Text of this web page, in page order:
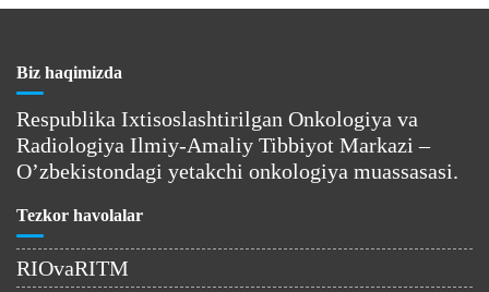
Biz haqimizda
Respublika Ixtisoslashtirilgan Onkologiya va
Radiologiya Ilmiy-Amaliy Tibbiyot Markazi –
O’zbekistondagi yetakchi onkologiya muassasasi.
Tezkor havolalar
RIOvaRITM